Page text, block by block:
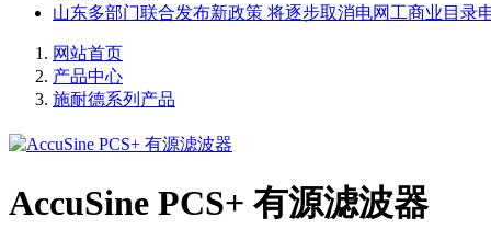
山东多部门联合发布新政策 将逐步取消电网工商业目录
网站首页
产品中心
施耐德系列产品
AccuSine PCS+ 有源滤波器